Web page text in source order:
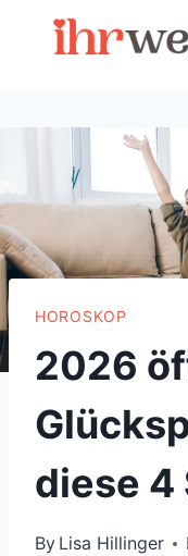
HOROSKOP
2026
diese 4
By Lisa Hillinger